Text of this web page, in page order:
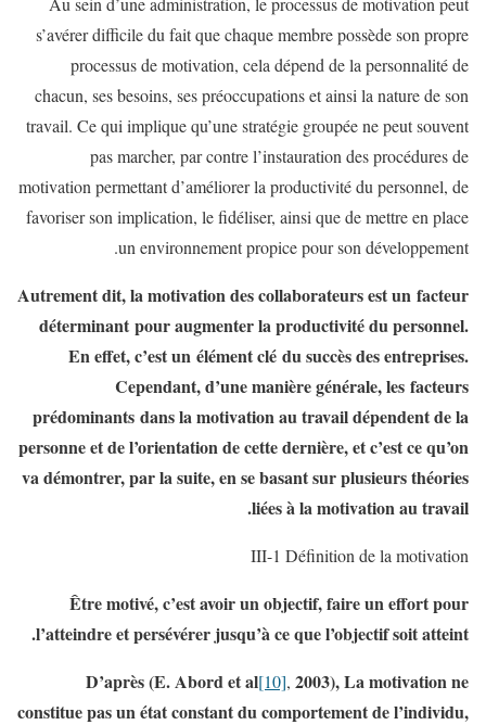
s’avérer difficile du fait que chaque membre possède son propre
processus de motivation, cela dépend de la personnalité de
chacun, ses besoins, ses préoccupations et ainsi la nature de son
travail. Ce qui implique qu’une stratégie groupée ne peut souvent
pas marcher, par contre l’instauration des procédures de
motivation permettant d’améliorer la productivité du personnel, de
favoriser son implication, le fidéliser, ainsi que de mettre en place
un environnement propice pour son développement.
Autrement dit, la motivation des collaborateurs est un facteur
déterminant pour augmenter la productivité du personnel.
En effet, c’est un élément clé du succès des entreprises.
Cependant, d’une manière générale, les facteurs
prédominants dans la motivation au travail dépendent de la
personne et de l’orientation de cette dernière, et c’est ce qu’on
va démontrer, par la suite, en se basant sur plusieurs théories
liées à la motivation au travail.
III-1 Définition de la motivation
Être motivé, c’est avoir un objectif, faire un effort pour
l’atteindre et persévérer jusqu’à ce que l’objectif soit atteint.
D’après (E. Abord et al[10], 2003), La motivation ne
constitue pas un état constant du comportement de l’individu,